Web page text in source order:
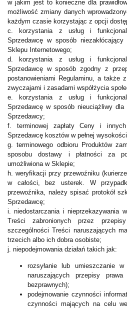
w jakim jest to konieczne dla
możliwość zmiany danych
każdym czasie korzystając z opcji
c. korzystania z usług i
Sprzedawcę w sposób
Sklepu Internetowego;
d. korzystania z usług i
Sprzedawcę w sposób zgodny z
postanowieniami Regulaminu, a także
zwyczajami i zasadami współżycia
e. korzystania z usług i
Sprzedawcę w sposób nieuciążliwy dla
Sprzedawcy;
f. terminowej zapłaty Ceny i
Sprzedawcę kosztów w pełnej
g. terminowego odbioru Produktów
sposobu dostawy i płatności za
umożliwiona w Sklepie;
h. weryfikacji przy przewoźniku
w całości, bez usterek. W
przewoźnika, należy spisać protokół
Sprzedawcę;
i. niedostarczania i nieprzekazywania
Treści zabronionych przez
szczególności Treści naruszających
trzecich albo ich dobra osobiste;
j. niepodejmowania działań takich jak:
rozsyłanie lub umieszczanie
naruszających przepisy
bezprawnych);
podejmowanie czynności
czynności mających na celu